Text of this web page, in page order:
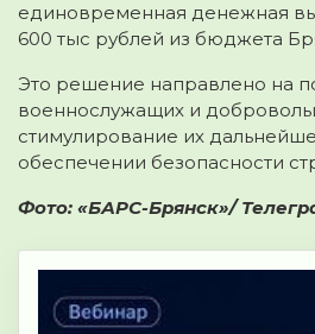
единовременная денежная
600 тыс рублей из бюджета
Это решение направлено на
военнослужащих и
стимулирование их
обеспечении безопасности
Фото: «БАРС-Брянск»/